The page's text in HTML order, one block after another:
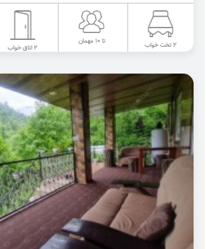
2 تخت خواب تا 10 مهمان
2 اتاق خواب